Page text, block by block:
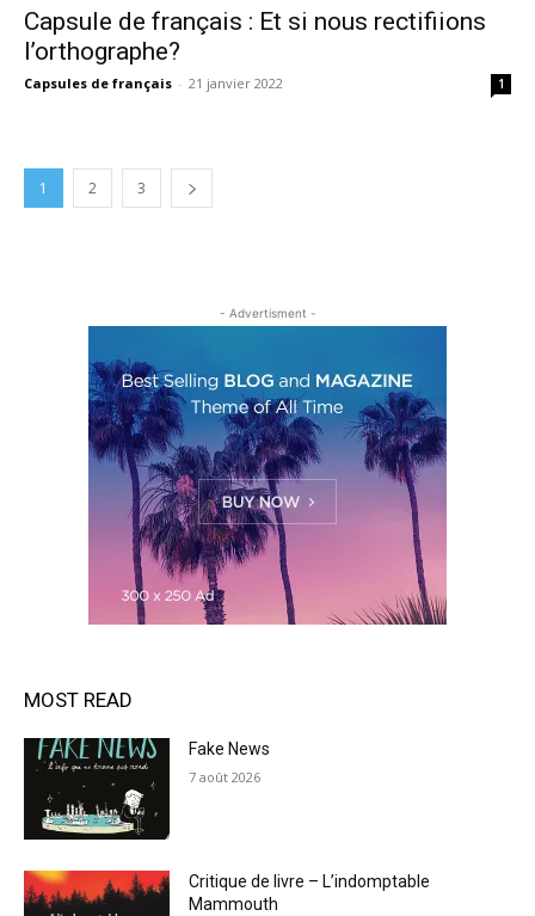
Capsule de français : Et si nous rectifiions
l’orthographe?
Capsules de français - 21 janvier 2022 1
1 2 3
- Advertisment -
MOST READ
Fake News
7 août 2026
Critique de livre – L’indomptable
Mammouth